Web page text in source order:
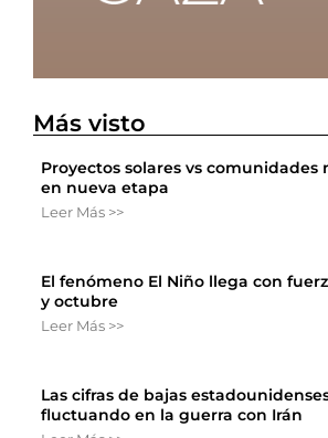
Más visto
Proyectos solares vs comunidades
en nueva etapa
Leer Más >>
El fenómeno El Niño llega con
y octubre
Leer Más >>
Las cifras de bajas
fluctuando en la guerra con Irán